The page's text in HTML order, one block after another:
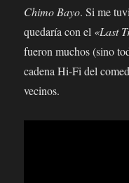
Chimo Bayo. Si me
quedaría con el «Last
fueron muchos (sino
cadena Hi-Fi del
vecinos.